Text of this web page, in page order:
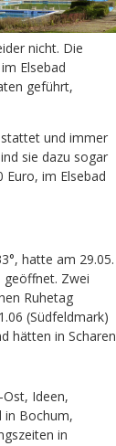
nicht. Die
Elsebad
geführt,
und immer
sie dazu sogar
im Elsebad
hatte am 29.05.
geöffnet. Zwei
Ruhetag
(Südfeldmark)
hätten in Scharen
Ost, Ideen,
in Bochum,
in